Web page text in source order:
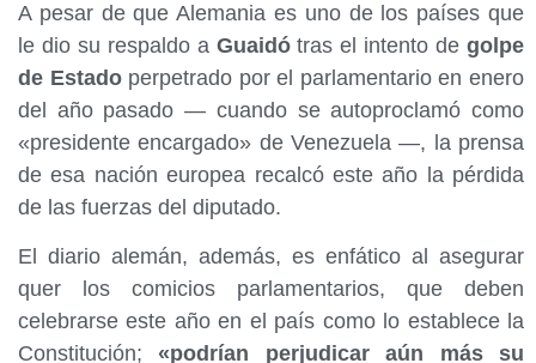
A pesar de que Alemania es uno de los países que
le dio su respaldo a Guaidótras el intento de golpe
de Estadoperpetrado por el parlamentario en enero
del año pasado — cuando se autoproclamó como
«presidente encargado» de Venezuela —, la prensa
de esa nación europea recalcó este año la pérdida
de las fuerzas del diputado.
El diario alemán, además, es enfático al asegurar
quer los comicios parlamentarios, que deben
celebrarse este año en el país como lo establece la
Constitución; «podrían perjudicar aún más su